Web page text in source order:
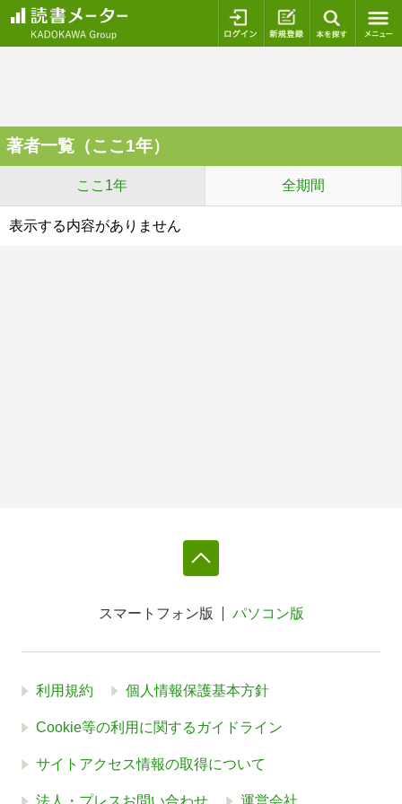
ログイン 新規登録
著者一覧（ここ1年）
ここ1年 全期間
表示する内容がありません
スマートフォン版 パソコン版
利用規約 個人情報保護基本方針
Cookie等の利用に関するガイドライン
サイトアクセス情報の取得について
法人・プレスお問い合わせ 運営会社